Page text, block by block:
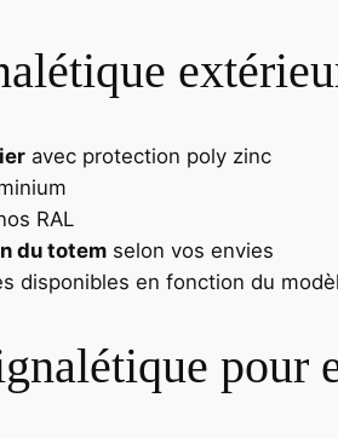
avec protection poly zinc
RAL
du totem selon vos envies
disponibles en fonction du